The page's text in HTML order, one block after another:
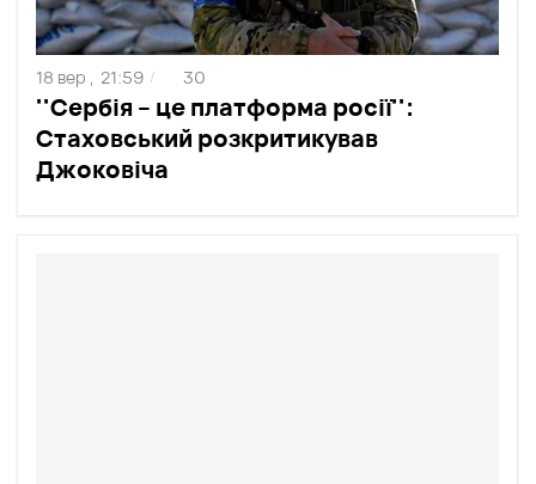
''Сербія – це платформа росії'':
Стаховський розкритикував
Джоковіча
18 вер , 21:59 / 30